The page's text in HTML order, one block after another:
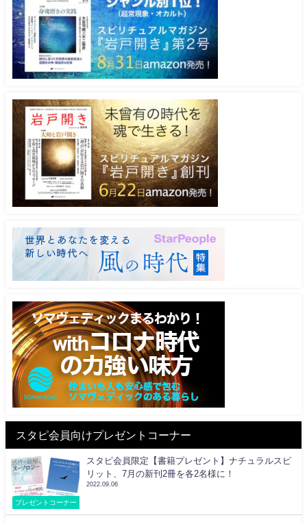
スタピ会員向けプレゼントコーナー
プレゼントコーナー
スタピ会員限定【書籍プレゼント】ナチュラルスピ
リット、7月の新刊2冊を各2名様に！
2022.09.06